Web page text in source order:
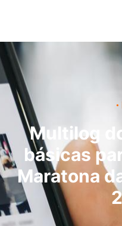
•
Multilog
básicas
Maratona